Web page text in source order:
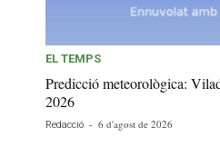
EL TEMPS
Predicció meteorològica:
2026
Redacció - 6 d'agost de 2026